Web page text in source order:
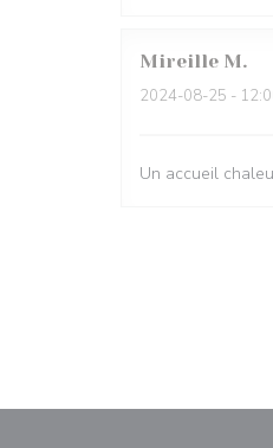
Mireille M
2024-08-25 -
Un accueil